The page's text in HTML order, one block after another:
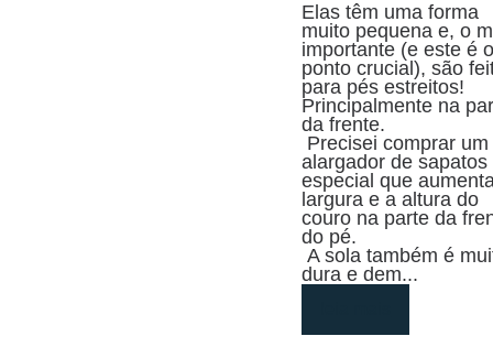
Elas têm uma forma
muito pequena e, o
importante (e este é
ponto crucial), são
para pés estreitos!
Principalmente na
da frente.
alargador de sapatos
especial que
largura e a altura do
couro na parte da
do pé.
A sola também é muito
dura e dem...